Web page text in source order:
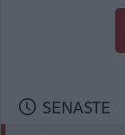
SENASTE